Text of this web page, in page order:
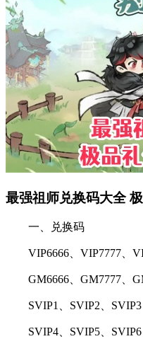
最强祖师兑换码大全
一、兑换码
VIP6666、VIP7777、
GM6666、GM7777、
SVIP1、SVIP2、SVIP3
SVIP4、SVIP5、SVIP6